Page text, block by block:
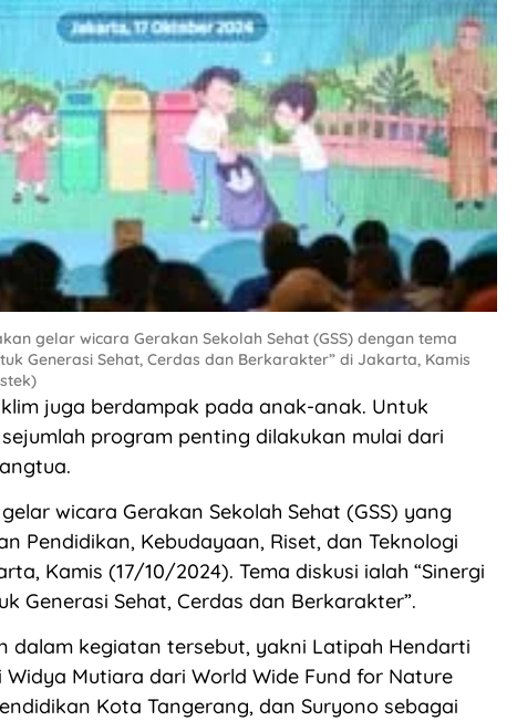
gelar wicara Gerakan Sekolah Sehat (GSS) dengan tema
Generasi Sehat, Cerdas dan Berkarakter” di Jakarta, Kamis
juga berdampak pada anak-anak. Untuk
program penting dilakukan mulai dari
wicara Gerakan Sekolah Sehat (GSS) yang
Pendidikan, Kebudayaan, Riset, dan Teknologi
Kamis (17/10/2024). Tema diskusi ialah “Sinergi
Generasi Sehat, Cerdas dan Berkarakter”.
dalam kegiatan tersebut, yakni Latipah Hendarti
Mutiara dari World Wide Fund for Nature
Kota Tangerang, dan Suryono sebagai